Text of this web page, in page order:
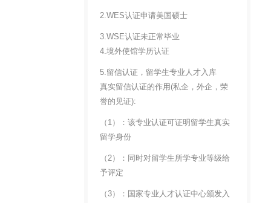
2.WES认证申请美国硕士
3.WSE认证未正常毕业
4.境外使馆学历认证
5.留信认证，留学生专业人才入库
真实留信认证的作用(私企，外企，荣
誉的见证):
（1）：该专业认证可证明留学生真实
留学身份
（2）：同时对留学生所学专业等级给
予评定
（3）：国家专业人才认证中心颁发入